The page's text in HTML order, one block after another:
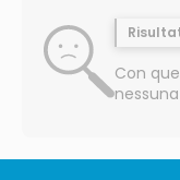
Con